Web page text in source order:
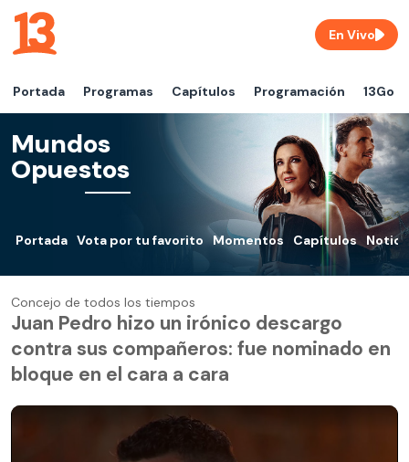
Portada Programas Capítulos Programación 13Go
En Vivo
Mundos
Opuestos
Portada Vota por tu favorito Momentos Capítulos
Concejo de todos los tiempos
Juan Pedro hizo un irónico descargo
contra sus compañeros: fue nominado en
bloque en el cara a cara